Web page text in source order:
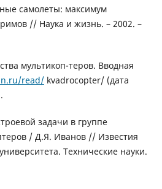
самолеты: максимум
// Наука и жизнь. – 2002. –
мультикоп-теров. Вводная
read/kvadrocopter/ (дата
задачи в группе
/ Д.Я. Иванов // Известия
Технические науки.